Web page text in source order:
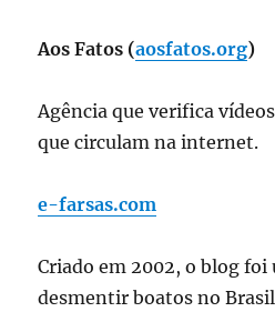
Aos Fatos (aosfatos.org)
Agência que verifica
que circulam na internet.
e-farsas.com
Criado em 2002, o blog
desmentir boatos no